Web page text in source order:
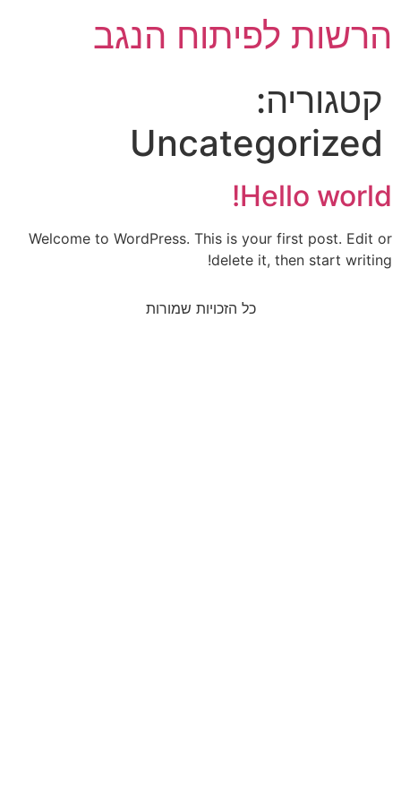
הרשות לפיתוח הנגב
קטגוריה:
Uncategorized
Hello world!
Welcome to WordPress. This is your first post. Edit or
delete it, then start writing!
כל הזכויות שמורות